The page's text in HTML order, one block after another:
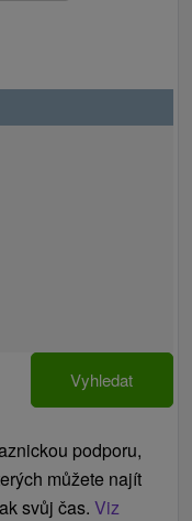
Vyhledat
podporu,
můžete najít
svůj čas. Viz